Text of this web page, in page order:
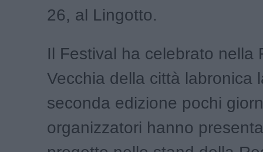
26, al Lingotto.
Il Festival ha celebrato nella
Vecchia della città labronica
seconda edizione pochi
organizzatori hanno